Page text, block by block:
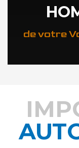
de votre